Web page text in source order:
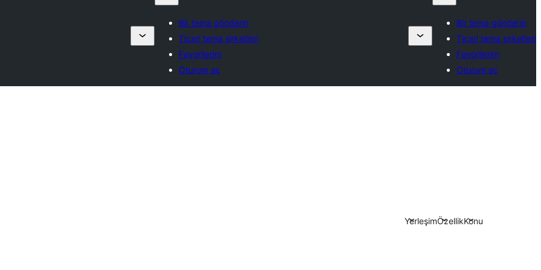
Bir tema gönderin
Ticari tema şirketleri
Favorilerim
Oturum aç
Bir tema gönderin
Ticari tema şirketleri
Favorilerim
Oturum aç
YerleşimÖzellikKonu